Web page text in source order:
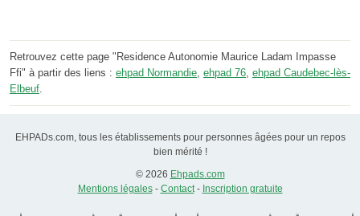
Retrouvez cette page "Residence Autonomie Maurice Ladam Impasse
Ffi" à partir des liens : ehpad Normandie ehpad 76 ehpad Caudebec-lès-
Elbeuf
EHPADs.com, tous les établissements pour personnes âgées pour un repos
bien mérité !
© 2026 Ehpads.com
Mentions légales- Contact- Inscription gratuite